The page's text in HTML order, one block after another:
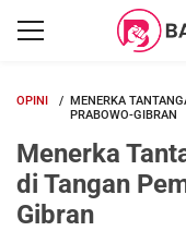
OPINI
MENERKA
PRABOWO-GIBRAN
Menerka
di Tangan
Gibran